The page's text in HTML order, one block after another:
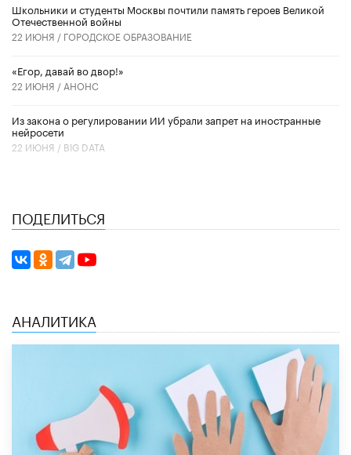
Школьники и студенты Москвы почтили память героев Великой
Отечественной войны
22 ИЮНЯ / ГОРОДСКОЕ ОБРАЗОВАНИЕ
«Егор, давай во двор!»
22 ИЮНЯ / АНОНС
Из закона о регулировании ИИ убрали запрет на иностранные
нейросети
22 ИЮНЯ / BIG DATA
ПОДЕЛИТЬСЯ
АНАЛИТИКА